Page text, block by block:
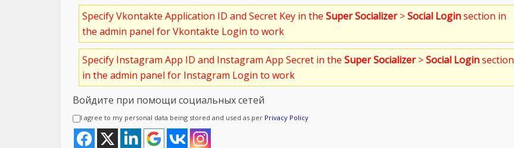
Specify Vkontakte Application ID and Secret Key in the Super Socializer>Social Loginsection in
the admin panel for Vkontakte Login to work
Specify Instagram App ID and Instagram App Secret in the Super Socializer>Social Loginsection
in the admin panel for Instagram Login to work
Войдите при помощи социальных сетей
I agree to my personal data being stored and used as per Privacy Policy